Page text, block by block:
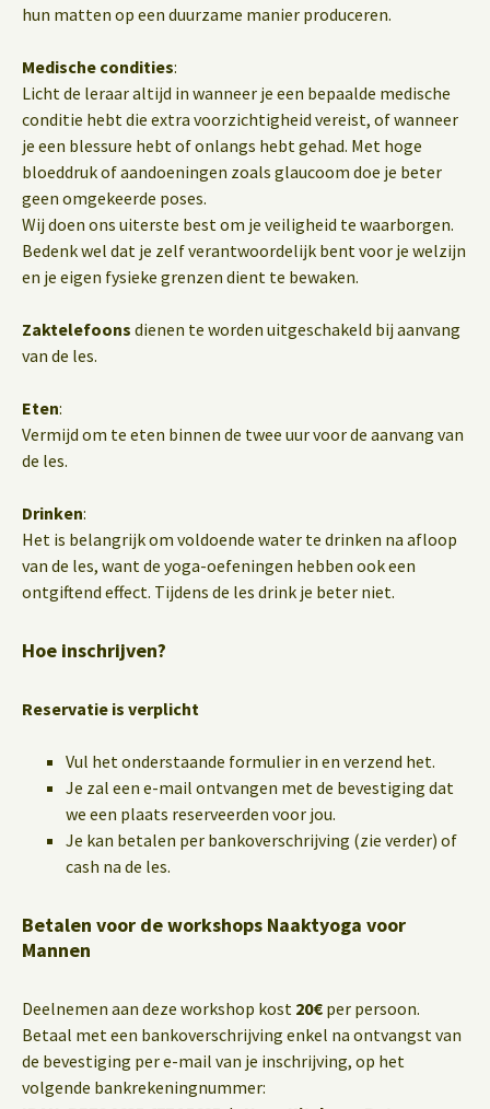
hun matten op een duurzame manier produceren.
Medische condities:
Licht de leraar altijd in wanneer je een bepaalde medische
conditie hebt die extra voorzichtigheid vereist, of wanneer
je een blessure hebt of onlangs hebt gehad. Met hoge
bloeddruk of aandoeningen zoals glaucoom doe je beter
geen omgekeerde poses.
Wij doen ons uiterste best om je veiligheid te waarborgen.
Bedenk wel dat je zelf verantwoordelijk bent voor je welzijn
en je eigen fysieke grenzen dient te bewaken.
Zaktelefoons dienen te worden uitgeschakeld bij aanvang
van de les.
Eten:
Vermijd om te eten binnen de twee uur voor de aanvang van
de les.
Drinken:
Het is belangrijk om voldoende water te drinken na afloop
van de les, want de yoga-oefeningen hebben ook een
ontgiftend effect. Tijdens de les drink je beter niet.
Hoe inschrijven?
Reservatie is verplicht
Vul het onderstaande formulier in en verzend het.
Je zal een e-mail ontvangen met de bevestiging dat
we een plaats reserveerden voor jou.
Je kan betalen per bankoverschrijving (zie verder) of
cash na de les.
Betalen voor de workshops Naaktyoga voor
Mannen
Deelnemen aan deze workshop kost 20€ per persoon.
Betaal met een bankoverschrijving enkel na ontvangst van
de bevestiging per e-mail van je inschrijving, op het
volgende bankrekeningnummer: